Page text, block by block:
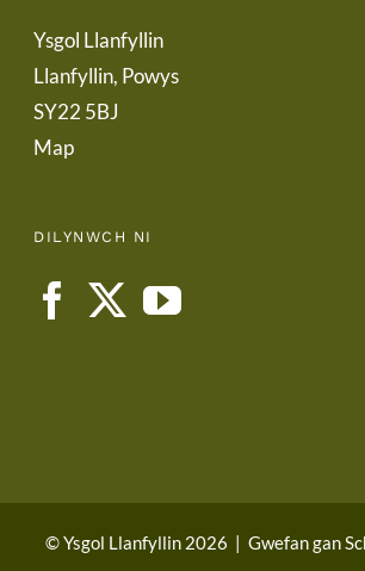
Ysgol Llanfyllin
Llanfyllin, Powys
SY22 5BJ
Map
DILYNWCH NI
© Ysgol Llanfyllin 2026 Gwefan gan